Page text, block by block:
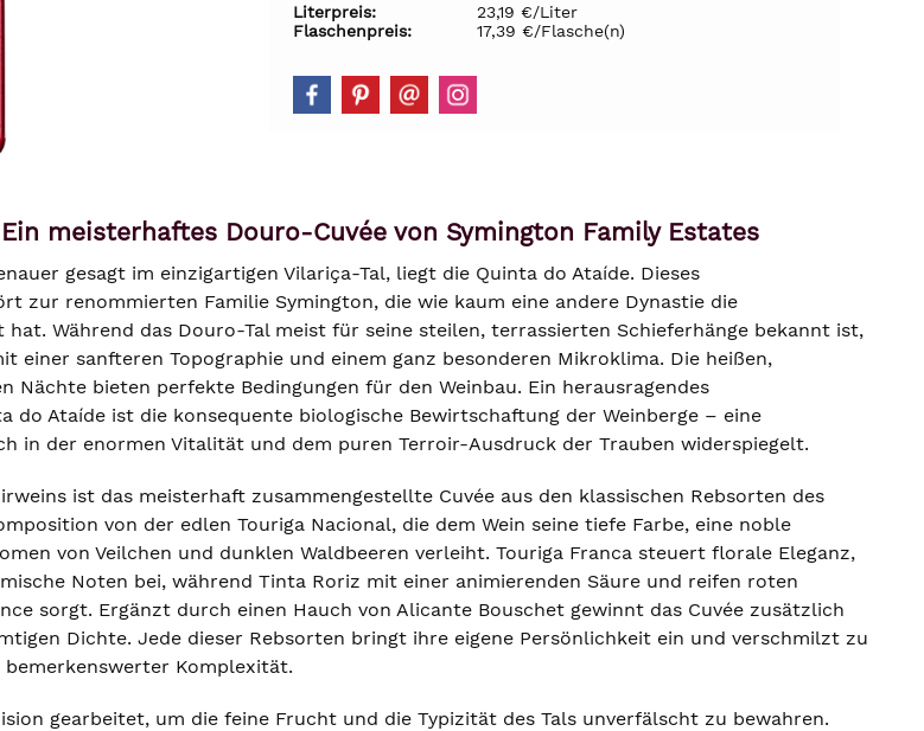
Literpreis:
23,19 €/Liter
Flaschenpreis:
17,39 €/Flasche(n)
meisterhaftes Douro-Cuvée von Symington Family Estates
gesagt im einzigartigen Vilariça-Tal, liegt die Quinta do Ataíde. Dieses
zur renommierten Familie Symington, die wie kaum eine andere Dynastie die
Während das Douro-Tal meist für seine steilen, terrassierten Schieferhänge bekannt ist,
einer sanfteren Topographie und einem ganz besonderen Mikroklima. Die heißen,
Nächte bieten perfekte Bedingungen für den Weinbau. Ein herausragendes
do Ataíde ist die konsequente biologische Bewirtschaftung der Weinberge – eine
in der enormen Vitalität und dem puren Terroir-Ausdruck der Trauben widerspiegelt.
ist das meisterhaft zusammengestellte Cuvée aus den klassischen Rebsorten des
von der edlen Touriga Nacional, die dem Wein seine tiefe Farbe, eine noble
von Veilchen und dunklen Waldbeeren verleiht. Touriga Franca steuert florale Eleganz,
Noten bei, während Tinta Roriz mit einer animierenden Säure und reifen roten
sorgt. Ergänzt durch einen Hauch von Alicante Bouschet gewinnt das Cuvée zusätzlich
Dichte. Jede dieser Rebsorten bringt ihre eigene Persönlichkeit ein und verschmilzt zu
Komplexität.
gearbeitet, um die feine Frucht und die Typizität des Tals unverfälscht zu bewahren.